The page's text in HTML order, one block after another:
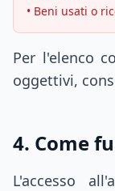
• Beni usati o
Per l'elenco
oggettivi,
4. Come
L'accesso